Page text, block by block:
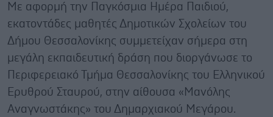
Με αφορμή την Παγκόσμια Ημέρα Παιδιού,
εκατοντάδες μαθητές Δημοτικών Σχολείων του
Δήμου Θεσσαλονίκης συμμετείχαν σήμερα στη
μεγάλη εκπαιδευτική δράση που διοργάνωσε το
Περιφερειακό Τμήμα Θεσσαλονίκης του Ελληνικού
Ερυθρού Σταυρού, στην αίθουσα «Μανόλης
Αναγνωστάκης» του Δημαρχιακού Μεγάρου.